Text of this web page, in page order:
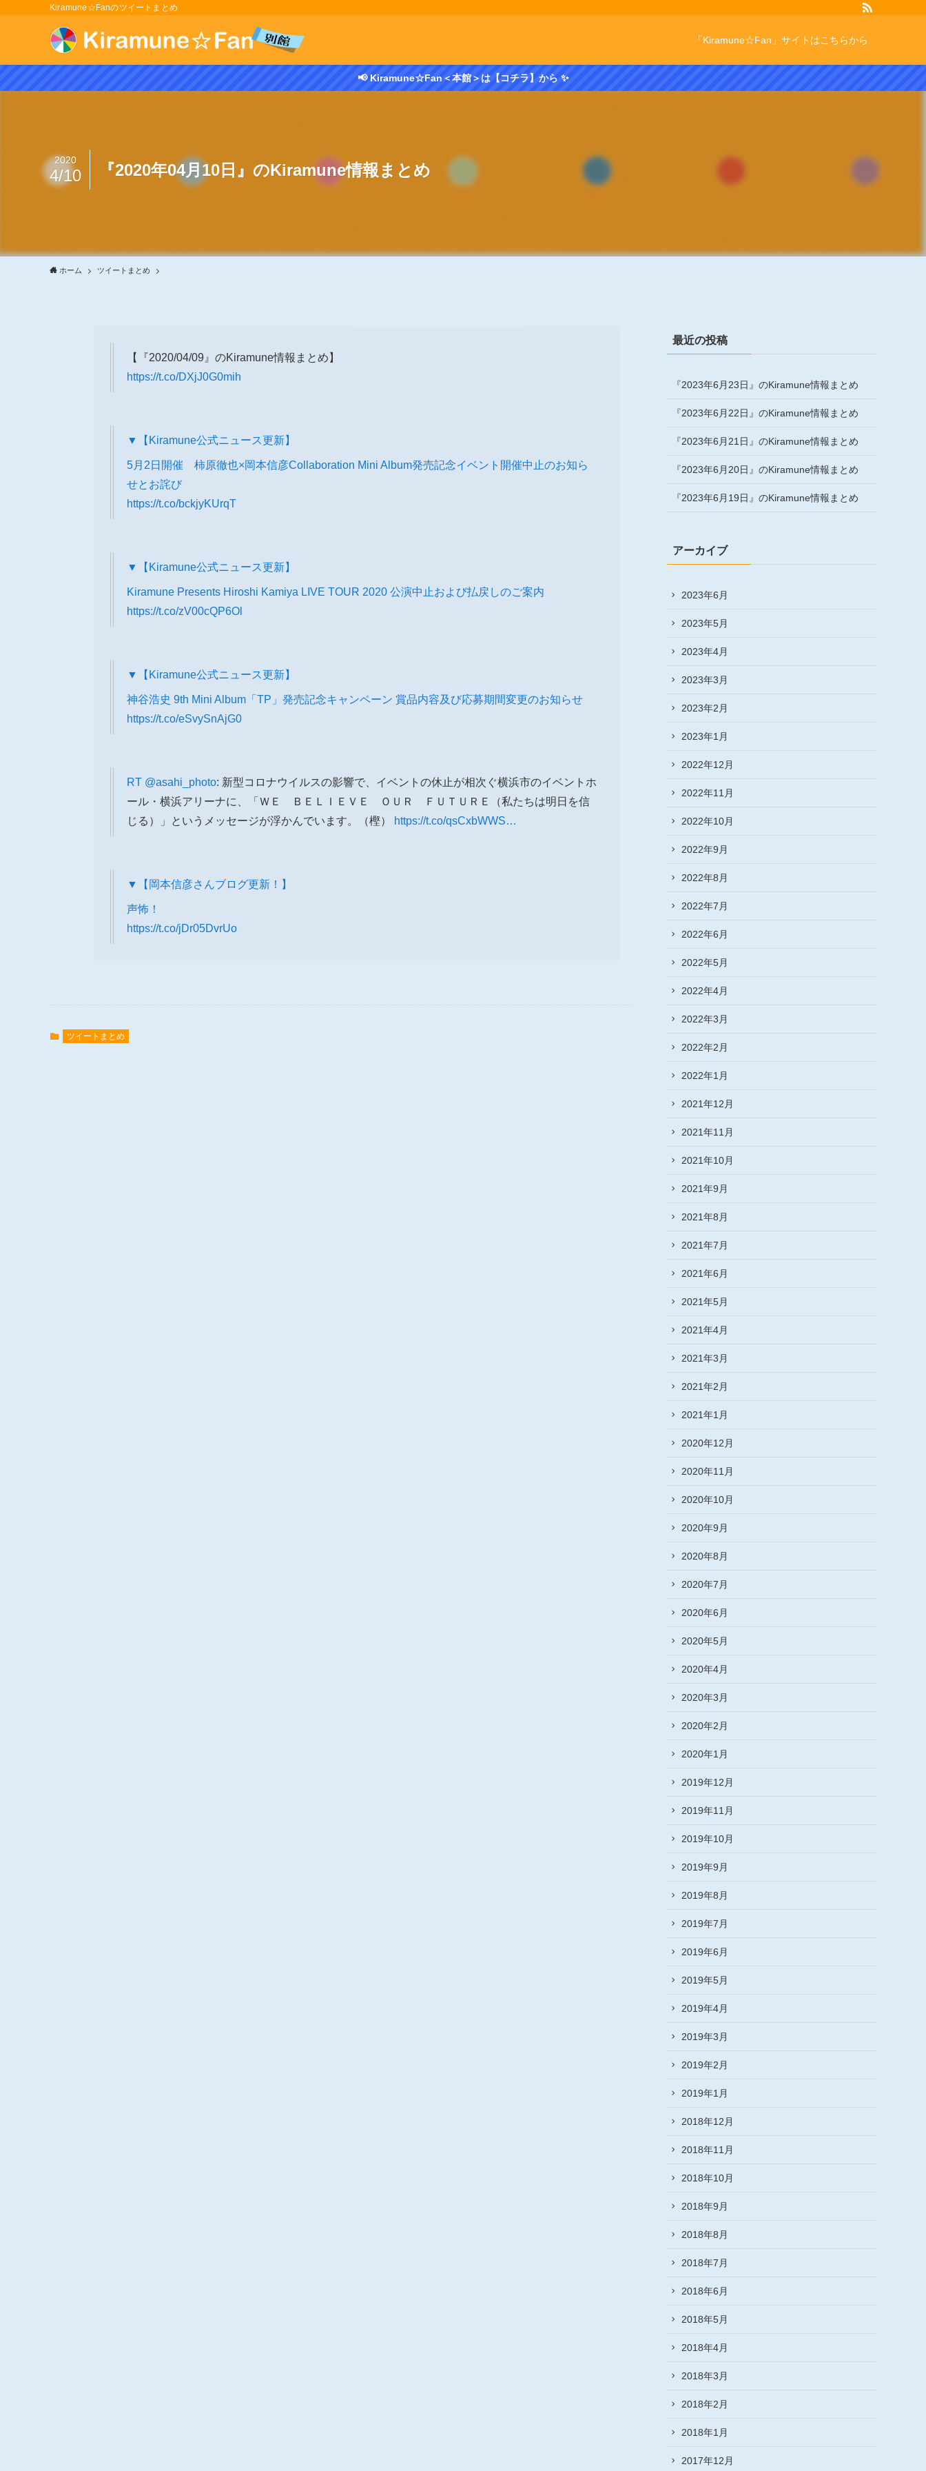
Kiramune☆Fanのツイートまとめ
「Kiramune☆Fan」サイトはこちらから
📢 Kiramune☆Fan＜本館＞は【コチラ】から ✨
『2020年04月10日』のKiramune情報まとめ
2020
4/10
ホーム ツイートまとめ
【『2020/04/09』のKiramune情報まとめ】
https://t.co/DXjJ0G0mih
▼【Kiramune公式ニュース更新】
5月2日開催 柿原徹也×岡本信彦Collaboration Mini Album発売記念イベント開催中止のお知ら
せとお詫び
https://t.co/bckjyKUrqT
▼【Kiramune公式ニュース更新】
Kiramune Presents Hiroshi Kamiya LIVE TOUR 2020 公演中止および払戻しのご案内
https://t.co/zV00cQP6Ol
▼【Kiramune公式ニュース更新】
神谷浩史 9th Mini Album「TP」発売記念キャンペーン 賞品内容及び応募期間変更のお知らせ
https://t.co/eSvySnAjG0
RT @asahi_photo: 新型コロナウイルスの影響で、イベントの休止が相次ぐ横浜市のイベントホ
ール・横浜アリーナに、「ＷＥ ＢＥＬＩＥＶＥ ＯＵＲ ＦＵＴＵＲＥ（私たちは明日を信
じる）」というメッセージが浮かんでいます。（樫）
https://t.co/qsCxbWWS…
▼【岡本信彦さんブログ更新！】
声怖！
https://t.co/jDr05DvrUo
ツイートまとめ
最近の投稿
『2023年6月23日』のKiramune情報まとめ
『2023年6月22日』のKiramune情報まとめ
『2023年6月21日』のKiramune情報まとめ
『2023年6月20日』のKiramune情報まとめ
『2023年6月19日』のKiramune情報まとめ
アーカイブ
2023年6月
2023年5月
2023年4月
2023年3月
2023年2月
2023年1月
2022年12月
2022年11月
2022年10月
2022年9月
2022年8月
2022年7月
2022年6月
2022年5月
2022年4月
2022年3月
2022年2月
2022年1月
2021年12月
2021年11月
2021年10月
2021年9月
2021年8月
2021年7月
2021年6月
2021年5月
2021年4月
2021年3月
2021年2月
2021年1月
2020年12月
2020年11月
2020年10月
2020年9月
2020年8月
2020年7月
2020年6月
2020年5月
2020年4月
2020年3月
2020年2月
2020年1月
2019年12月
2019年11月
2019年10月
2019年9月
2019年8月
2019年7月
2019年6月
2019年5月
2019年4月
2019年3月
2019年2月
2019年1月
2018年12月
2018年11月
2018年10月
2018年9月
2018年8月
2018年7月
2018年6月
2018年5月
2018年4月
2018年3月
2018年2月
2018年1月
2017年12月